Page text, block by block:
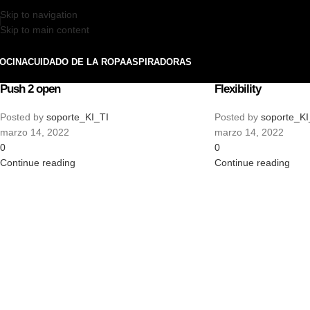
Skip to navigation
Skip to main content
CUIDADO DE LA ROPAASPIRADORAS
Push 2 open
Posted by soporte_KI_TI
marzo 14, 2022
0
Continue reading
Flexibility
Posted by
marzo 14, 2022
0
Continue reading